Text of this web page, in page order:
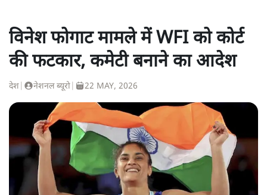
विनेश फोगाट मामले में WFI को कोर्ट
की फटकार, कमेटी बनाने का आदेश
देश नेशनल ब्यूरो 22 MAY, 2026